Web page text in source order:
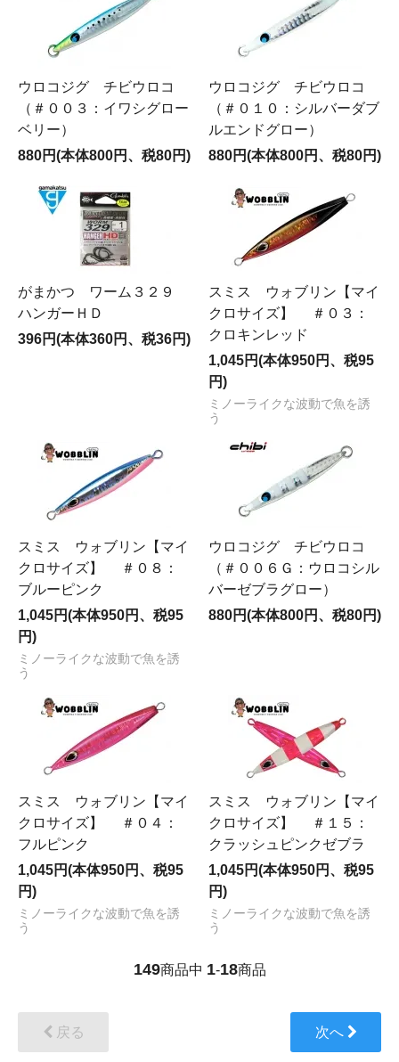
ウロコジグ チビウロコ
（＃００３：イワシグロー
ベリー）
880円(本体800円、税80円)
ウロコジグ チビウロコ
（＃０１０：シルバーダブ
ルエンドグロー）
880円(本体800円、税80円)
がまかつ ワーム３２９
ハンガーＨＤ
396円(本体360円、税36円)
スミス ウォブリン【マイ
クロサイズ】 ＃０３：
クロキンレッド
1,045円(本体950円、税95
円)
ミノーライクな波動で魚を誘
う
スミス ウォブリン【マイ
クロサイズ】 ＃０８：
ブルーピンク
1,045円(本体950円、税95
円)
ミノーライクな波動で魚を誘
う
ウロコジグ チビウロコ
（＃００６Ｇ：ウロコシル
バーゼブラグロー）
880円(本体800円、税80円)
スミス ウォブリン【マイ
クロサイズ】 ＃０４：
フルピンク
1,045円(本体950円、税95
円)
ミノーライクな波動で魚を誘
う
スミス ウォブリン【マイ
クロサイズ】 ＃１５：
クラッシュピンクゼブラ
1,045円(本体950円、税95
円)
ミノーライクな波動で魚を誘
う
149商品中 1-18商品
戻る 次へ